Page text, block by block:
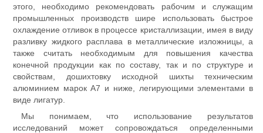
этого, необходимо рекомендовать рабочим и служащим
промышленных производств шире использовать быстрое
охлаждение отливок в процессе кристаллизации, имея в виду
разливку жидкого расплава в металлические изложницы, а
также считать необходимым для повышения качества
конечной продукции как по составу, так и по структуре и
свойствам, дошихтовку исходной шихты техническим
алюминием марок А7 и ниже, легирующими элементами в
виде лигатур.
Мы понимаем, что использование результатов
исследований может сопровождаться определенными